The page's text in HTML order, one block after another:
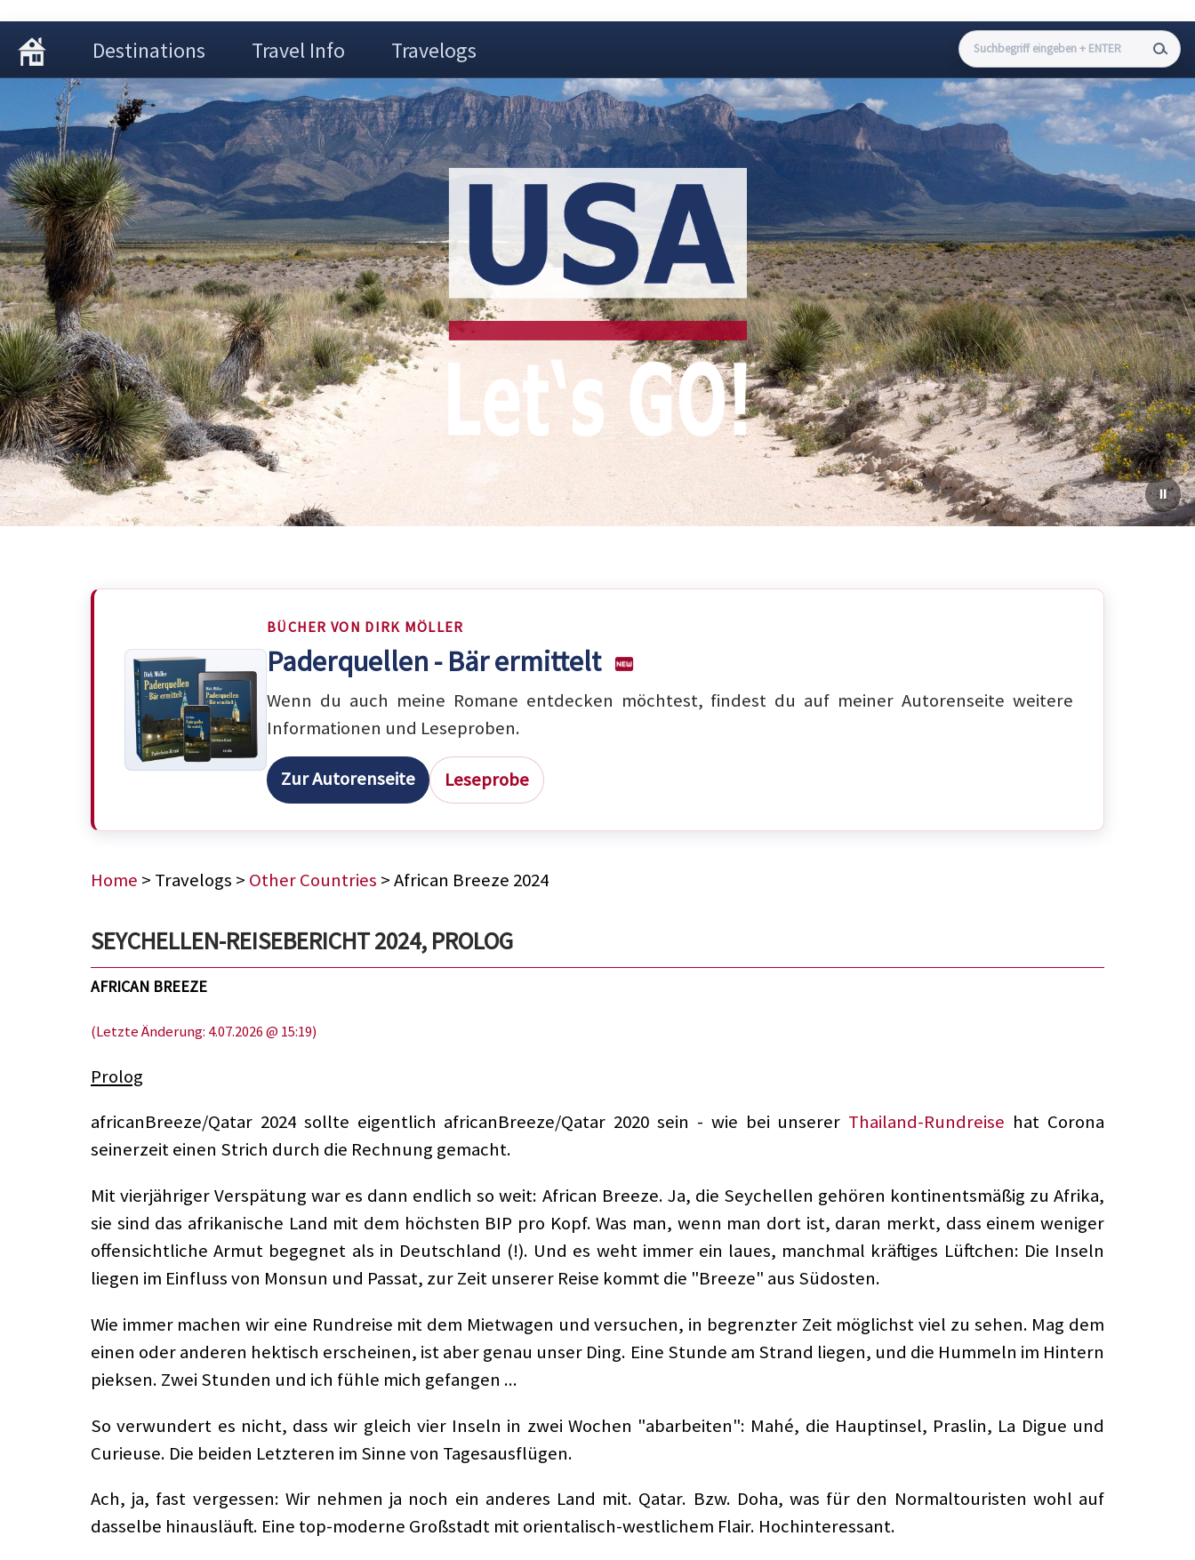
Destinations Travel Info Travelogs
BÜCHER VON DIRK MÖLLER
Paderquellen - Bär ermittelt
Wenn du auch meine Romane entdecken möchtest, findest du auf meiner Autorenseite weitere
Informationen und Leseproben.
Zur Autorenseite Leseprobe
Home > Travelogs > Other Countries > African Breeze 2024
SEYCHELLEN-REISEBERICHT 2024, PROLOG
AFRICAN BREEZE
(Letzte Änderung: 4.07.2026 @ 15:19)
Prolog
africanBreeze/Qatar 2024 sollte eigentlich africanBreeze/Qatar 2020 sein - wie bei unserer Thailand-Rundreise hat Corona
seinerzeit einen Strich durch die Rechnung gemacht.
Mit vierjähriger Verspätung war es dann endlich so weit: African Breeze. Ja, die Seychellen gehören kontinentsmäßig zu Afrika,
sie sind das afrikanische Land mit dem höchsten BIP pro Kopf. Was man, wenn man dort ist, daran merkt, dass einem weniger
offensichtliche Armut begegnet als in Deutschland (!). Und es weht immer ein laues, manchmal kräftiges Lüftchen: Die Inseln
liegen im Einfluss von Monsun und Passat, zur Zeit unserer Reise kommt die "Breeze" aus Südosten.
Wie immer machen wir eine Rundreise mit dem Mietwagen und versuchen, in begrenzter Zeit möglichst viel zu sehen. Mag dem
einen oder anderen hektisch erscheinen, ist aber genau unser Ding. Eine Stunde am Strand liegen, und die Hummeln im Hintern
pieksen. Zwei Stunden und ich fühle mich gefangen ...
So verwundert es nicht, dass wir gleich vier Inseln in zwei Wochen "abarbeiten": Mahé, die Hauptinsel, Praslin, La Digue und
Curieuse. Die beiden Letzteren im Sinne von Tagesausflügen.
Ach, ja, fast vergessen: Wir nehmen ja noch ein anderes Land mit. Qatar. Bzw. Doha, was für den Normaltouristen wohl auf
dasselbe hinausläuft. Eine top-moderne Großstadt mit orientalisch-westlichem Flair. Hochinteressant.